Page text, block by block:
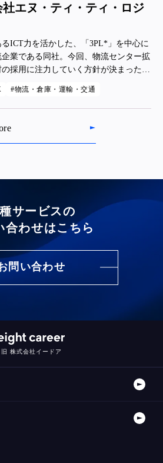
社エヌ・ティ・ティ・ロジ
ICT力を活かした、「3PL*」を中心に
業である同社。今回、物流センター拡
採用に注力していく方針が決まった
った。 *荷主の物流業界を
のこと。
物流・倉庫・運輸・交通
サービスの
合わせはこちら
問い合わせ
旧 株式会社イードア